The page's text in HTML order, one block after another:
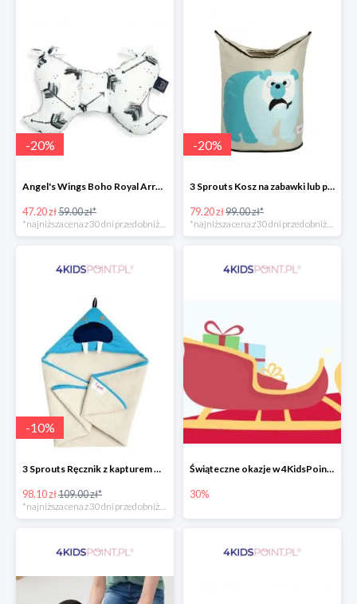
-20%
Angel's Wings Boho Royal Arrows Grey La Millou -20%
47.20 zł59.00 zł*
-20%
3 Sprouts Kosz na zabawki lub pranie Miś Polarny -20%
79.20 zł99.00 zł*
-10%
3 Sprouts Ręcznik z kapturem Mors -10%
98.10 zł109.00 zł*
Świąteczne okazje w 4KidsPoint do -30%
30%